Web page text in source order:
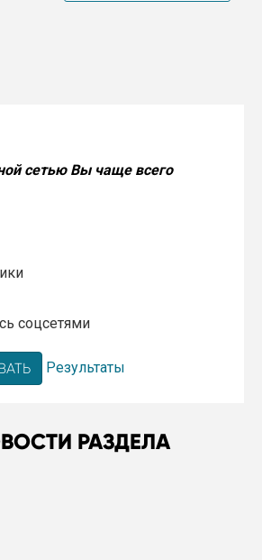
сетью Вы чаще всего
соцсетями
Результаты
РАЗДЕЛА